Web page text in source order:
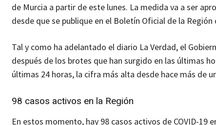
de Murcia a partir de este lunes. La medida va a ser
desde que se publique en el Boletín Oficial de la Región
Tal y como ha adelantado el diario La Verdad, el
después de los brotes que han surgido en las últimas
últimas 24 horas, la cifra más alta desde hace más de
98 casos activos en la Región
En estos momento, hay 98 casos activos de COVID-19